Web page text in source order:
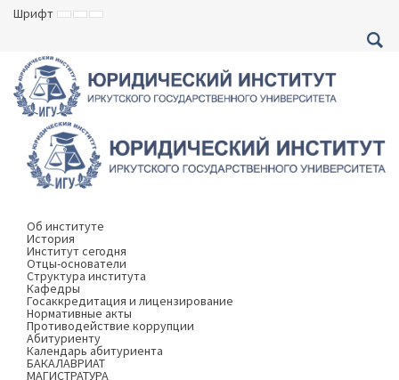
Шрифт ВКЛЮЧИТЬ
ВКЛЮЧИТЬ
ВКЛЮЧИТЬ
Об институте
История
Институт сегодня
Отцы-основатели
Структура института
Кафедры
Госаккредитация и лицензирование
Нормативные акты
Противодействие коррупции
Абитуриенту
Календарь абитуриента
БАКАЛАВРИАТ
МАГИСТРАТУРА